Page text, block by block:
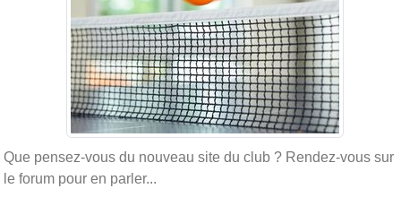
Que pensez-vous du nouveau site du club ? Rendez-vous sur
le forum pour en parler...